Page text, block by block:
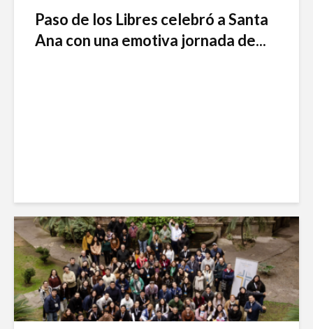
Paso de los Libres celebró a Santa
Ana con una emotiva jornada de...